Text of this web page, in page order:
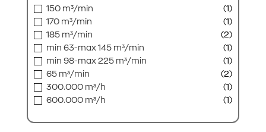
150 m³/min
(1)
170 m³/min
(1)
185 m³/min
(2)
min 63-max 145 m³/min
(1)
min 98-max 225 m³/min
(1)
65 m³/min
(2)
300.000 m³/h
(1)
600.000 m³/h
(1)